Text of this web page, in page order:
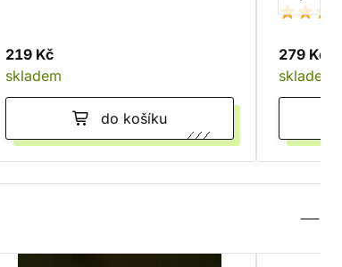
219 Kč
skladem
do košíku
279 Kč
skladem